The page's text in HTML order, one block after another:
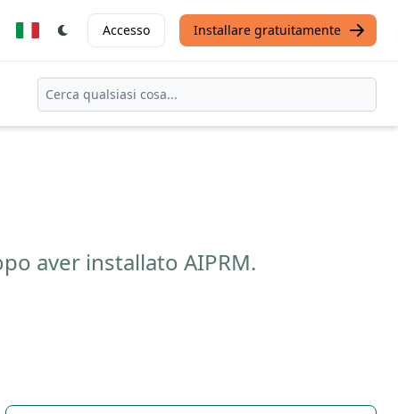
Accesso Installare gratuitamente
aver installato AIPRM.